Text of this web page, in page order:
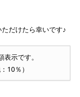
だけたら幸いです♪
示です。
10％）